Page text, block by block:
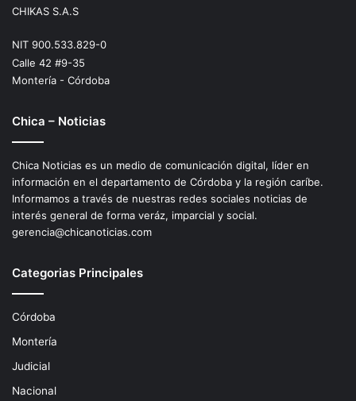
CHIKAS S.A.S
NIT 900.533.829-0
Calle 42 #9-35
Montería - Córdoba
Chica – Noticias
Chica Noticias es un medio de comunicación digital, líder en
información en el departamento de Córdoba y la región caríbe.
Informamos a través de nuestras redes sociales noticias de
interés general de forma veráz, imparcial y social.
gerencia@chicanoticias.com
Categorias Principales
Córdoba
Montería
Judicial
Nacional